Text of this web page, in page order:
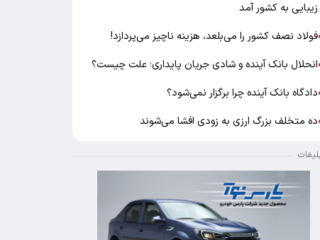
زیبایی به کشور آمد
فولاد نصف کشور را می‌بلعد، هزینه ناچیز می‌پردازد!
انحلال بانک آینده و شادی جریان پایداری؛ علت چیست؟
دادگاه بانک آینده چرا برگزار نمی‌شود؟
ده متخلف بزرگ ارزی به زودی افشا می‌شوند